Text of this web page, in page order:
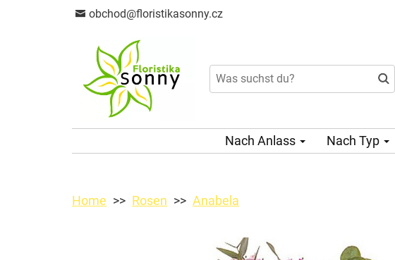
obchod@floristikasonny.cz
Nach Anlass Nach Typ
Home Rosen Anabela